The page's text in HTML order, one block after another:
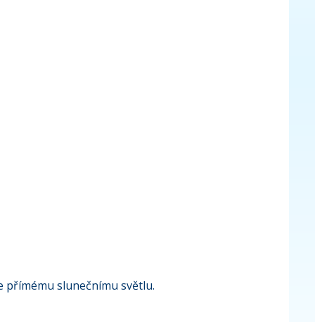
přímému slunečnímu světlu.